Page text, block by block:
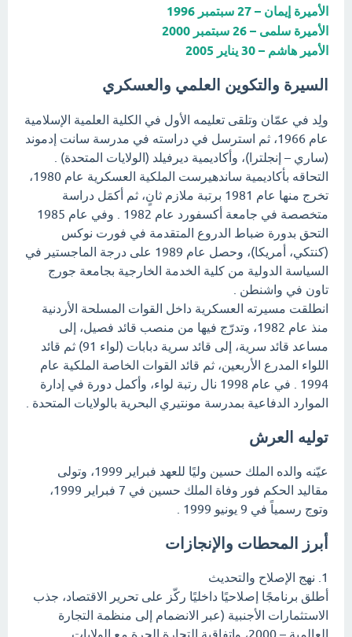
الأميرة إيمان – 27 سبتمبر 1996
الأميرة سلمى – 26 سبتمبر 2000
الأمير هاشم – 30 يناير 2005
السيرة والتكوين العلمي والعسكري
ولِد في عمّان وتلقى تعليمه الأول في الكلية العلمية الإسلامية
عام 1966، ثم استرسل في دراسته في مدرسة سانت إدموند
(ساري – إنجلترا)، وأكاديمية ديرفيلد (الولايات المتحدة) .
التحاقه بأكاديمية ساندهيرست الملكية العسكرية عام 1980،
تخرج منها عام 1981 برتبة ملازم ثانٍ، ثم أكمَل دراسة
متخصصة في جامعة أكسفورد عام 1982 . وفي عام 1985
التحق بدورة ضباط الدروع المتقدمة في فورت نوكس
(كنتكي، أمريكا)، وحصل عام 1989 على درجة الماجستير في
السياسة الدولية من كلية الخدمة الخارجية بجامعة جورج
تاون في واشنطن .
انطلقت مسيرته العسكرية داخل القوات المسلحة الأردنية
منذ عام 1982، وتدرّج فيها من منصب قائد فصيل، إلى
مساعد قائد سرية، إلى قائد سرية دبابات (لواء 91) ثم قائد
اللواء المدرع الأربعين، ثم قائد القوات الخاصة الملكية عام
1994 . في عام 1998 نال رتبة لواء، وأكمل دورة في إدارة
الموارد الدفاعية بمدرسة مونتيري البحرية بالولايات المتحدة .
توليه العرش
عيّنه والده الملك حسين وليًا للعهد فبراير 1999، وتولى
مقاليد الحكم فور وفاة الملك حسين في 7 فبراير 1999،
وتوج رسمياً في 9 يونيو 1999 .
أبرز المحطات والإنجازات
1. نهج الإصلاح والتحديث
أطلق برنامجًا إصلاحيًا داخليًا ركّز على تحرير الاقتصاد، جذب
الاستثمارات الأجنبية (عبر الانضمام إلى منظمة التجارة
العالمية – 2000، واتفاقية التجارة الحرة مع الولايات